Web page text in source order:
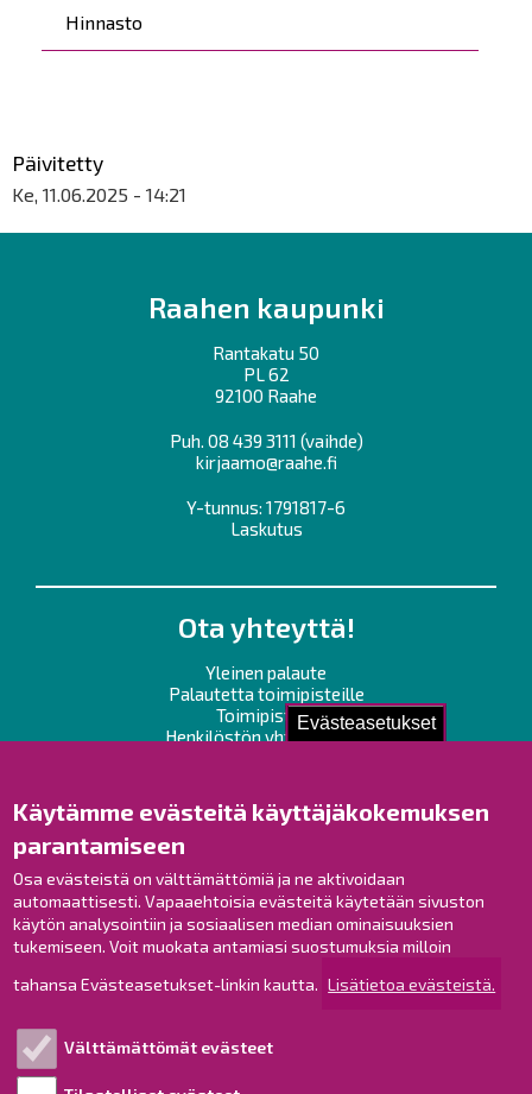
Evästeasetukset
Käytämme evästeitä käyttäjäkokemuksen
parantamiseen
Osa evästeistä on välttämättömiä ja ne aktivoidaan
automaattisesti. Vapaaehtoisia evästeitä käytetään sivuston
käytön analysointiin ja sosiaalisen median ominaisuuksien
tukemiseen. Voit muokata antamiasi suostumuksia milloin
tahansa Evästeasetukset-linkin kautta. Lisätietoa evästeistä.
Välttämättömät evästeet
Hinnasto
Päivitetty
Ke, 11.06.2025 - 14:21
Raahen kaupunki
Rantakatu 50
PL 62
92100 Raahe
Puh. 08 439 3111 (vaihde)
kirjaamo@raahe.fi
Y-tunnus: 1791817-6
Laskutus
Ota yhteyttä!
Yleinen palaute
Palautetta toimipisteille
Toimipisteet
Henkilöstön yhteystiedot
Raahe Facebookissa
Raahe Instagramissa
Raahe LinkedInissä
Raahe YouTubessa
Esityslistat ja pöytäkirjat